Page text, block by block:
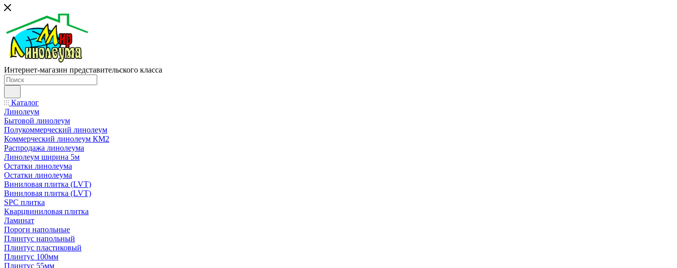
Интернет-магазин представительского класса
Каталог
Линолеум
Бытовой линолеум
Полукоммерческий линолеум
Коммерческий линолеум КМ2
Распродажа линолеума
Линолеум ширина 5м
Остатки линолеума
Остатки линолеума
Виниловая плитка (LVT)
Виниловая плитка (LVT)
SPC плитка
Кварцвиниловая плитка
Ламинат
Пороги напольные
Плинтус напольный
Плинтус пластиковый
Плинтус 100мм
Плинтус 55мм